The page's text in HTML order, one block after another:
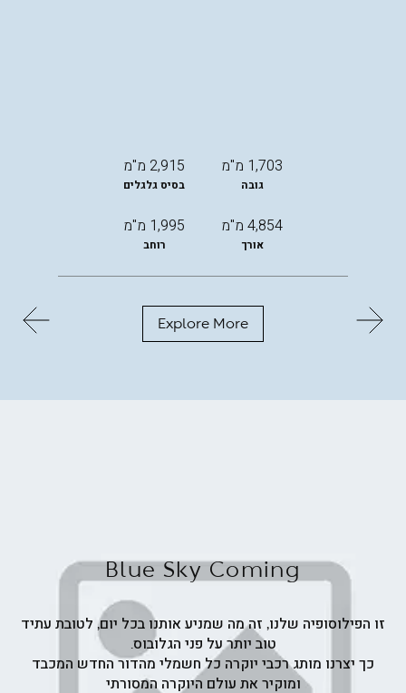
1,703 מ"מ
גובה
2,915 מ"מ
בסיס גלגלים
4,854 מ"מ
אורך
1,995 מ"מ
רוחב
Explore More
החל
Blue Sky Coming
זו הפילוסופיה שלנו, זה מה שמניע אותנו בכל יום, לטובת עתיד
טוב יותר על פני הגלובוס.
כך יצרנו מותג רכבי יוקרה כל חשמלי מהדור החדש המכבד
ומוקיר את עולם היוקרה המסורתי